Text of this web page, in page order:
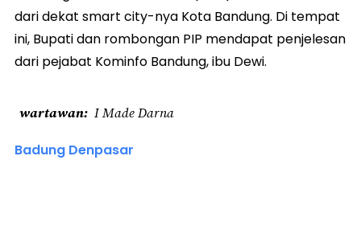
dari dekat smart city-nya Kota Bandung. Di tempat
ini, Bupati dan rombongan PIP mendapat penjelesan
dari pejabat Kominfo Bandung, ibu Dewi.
wartawan I Made Darna
Badung Denpasar